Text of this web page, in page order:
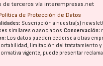
terceros vía interempresas.net
de Protección de Datos
Suscripción a nuestra(s)
similares o asociados.Conservación:
Los datos pueden cederse a otras
limitación del tratatamiento y
vigente, puede presentar